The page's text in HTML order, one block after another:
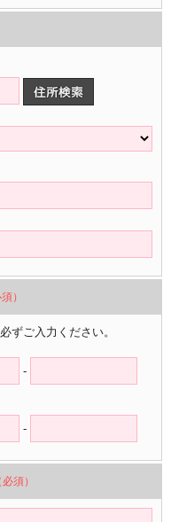
）
ずご入力ください。
-
-
必須）